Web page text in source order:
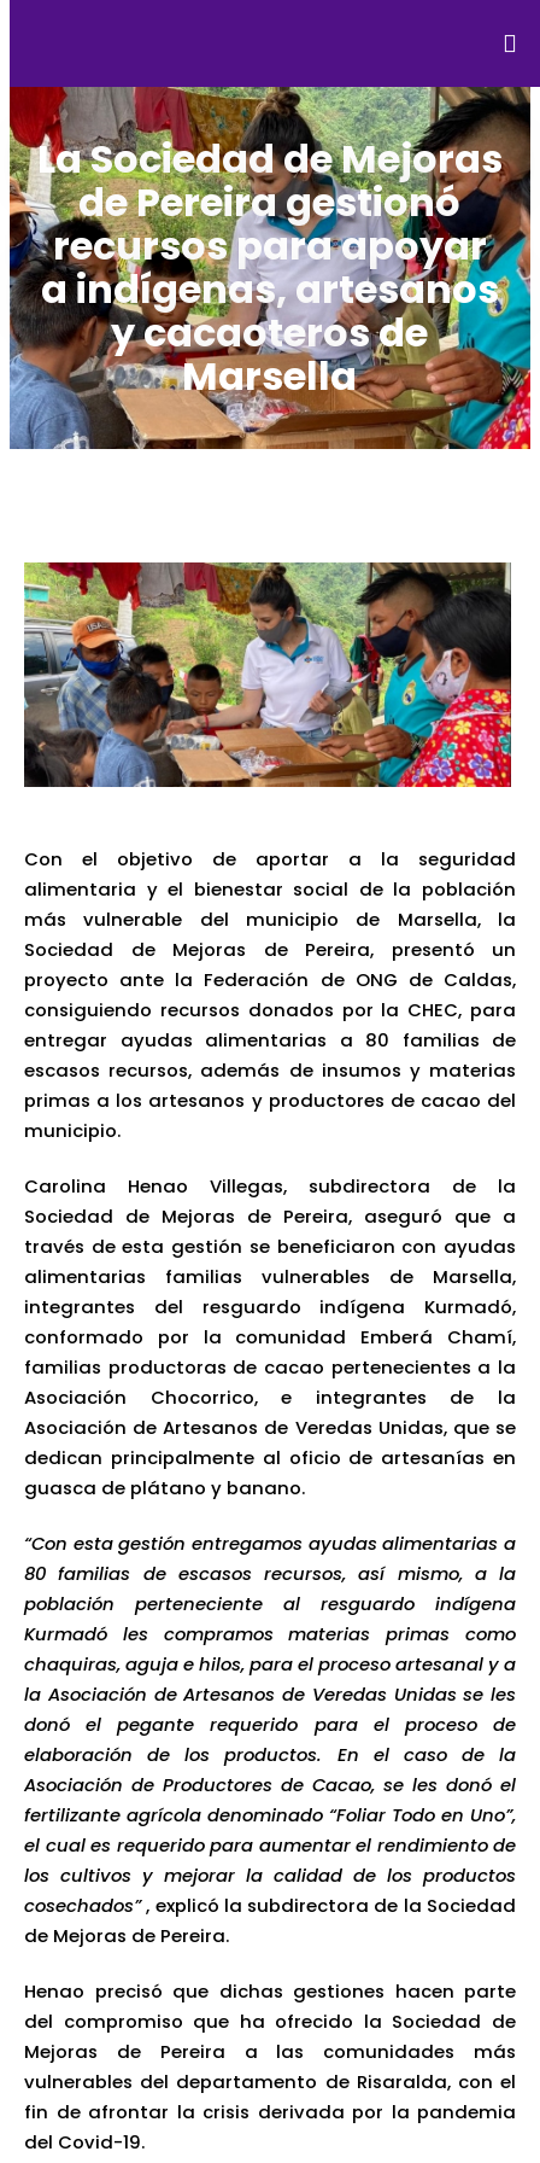
La Sociedad de Mejoras
de Pereira gestionó
recursos para apoyar
a indígenas, artesanos
y cacaoteros de
Marsella
Con el objetivo de aportar a la seguridad
alimentaria y el bienestar social de la población
más vulnerable del municipio de Marsella, la
Sociedad de Mejoras de Pereira, presentó un
proyecto ante la Federación de ONG de Caldas,
consiguiendo recursos donados por la CHEC, para
entregar ayudas alimentarias a 80 familias de
escasos recursos, además de insumos y materias
primas a los artesanos y productores de cacao del
municipio.
Carolina Henao Villegas, subdirectora de la
Sociedad de Mejoras de Pereira, aseguró que a
través de esta gestión se beneficiaron con ayudas
alimentarias familias vulnerables de Marsella,
integrantes del resguardo indígena Kurmadó,
conformado por la comunidad Emberá Chamí,
familias productoras de cacao pertenecientes a la
Asociación Chocorrico, e integrantes de la
Asociación de Artesanos de Veredas Unidas, que se
dedican principalmente al oficio de artesanías en
guasca de plátano y banano.
“Con esta gestión entregamos ayudas alimentarias a
80 familias de escasos recursos, así mismo, a la
población perteneciente al resguardo indígena
Kurmadó les compramos materias primas como
chaquiras, aguja e hilos, para el proceso artesanal y a
la Asociación de Artesanos de Veredas Unidas se les
donó el pegante requerido para el proceso de
elaboración de los productos. En el caso de la
Asociación de Productores de Cacao, se les donó el
fertilizante agrícola denominado “Foliar Todo en Uno”,
el cual es requerido para aumentar el rendimiento de
los cultivos y mejorar la calidad de los productos
cosechados”, explicó la subdirectora de la Sociedad
de Mejoras de Pereira.
Henao precisó que dichas gestiones hacen parte
del compromiso que ha ofrecido la Sociedad de
Mejoras de Pereira a las comunidades más
vulnerables del departamento de Risaralda, con el
fin de afrontar la crisis derivada por la pandemia
del Covid-19.